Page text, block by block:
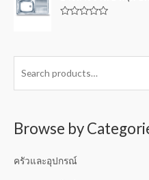
o
f
d
o
5
d
o
Browse by
ครัวและอุปกรณ์